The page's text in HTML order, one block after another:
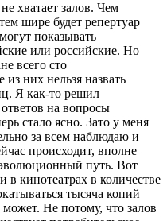
хватает залов. Чем
шире будет репертуар
показывать
или российские. Но
всего сто
них нельзя назвать
Я как-то решил
на вопросы
стало ясно. Зато у меня
за всем наблюдаю и
происходит, вполне
путь. Вот
в кинотеатрах в количестве
тысяча копий
Не потому, что залов